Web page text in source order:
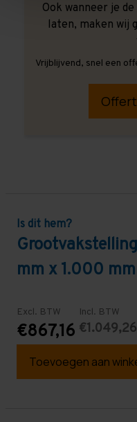
Ook wanneer je
laten, maken wij
Vrijblijvend, snel een
Is dit hem?
mm x 1.000
Excl. BTW
€867,16
Incl. BTW
€1.049,26
Toevoegen aan